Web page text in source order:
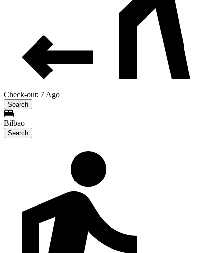
Check-out: 7 Ago
Search
Bilbao
Search